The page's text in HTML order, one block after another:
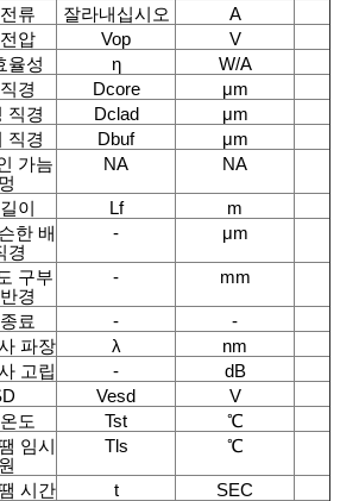
류
잘라내십시오
A
압
Vop
V
율성
η
W/A
경 Dcore
μm
직경
Dclad
μm
직경
Dbuf
μm
가늠
NA NA
이 Lf
m
한 배
경
- μm
구부
경
- mm
료 -
-
파장 λ
nm
고립
-
dB
Vesd
V
도
Tst
℃
임시
Tls ℃
시간 t
SEC